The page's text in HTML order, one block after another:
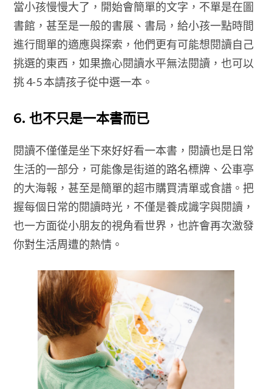
當小孩慢慢大了，開始會簡單的文字，不單是在圖
書館，甚至是一般的書展、書局，給小孩一點時間
進行間單的適應與探索，他們更有可能想閱讀自己
挑選的東西，如果擔心閱讀水平無法閱讀，也可以
挑 4-5 本請孩子從中選一本。
6. 也不只是一本書而已
閱讀不僅僅是坐下來好好看一本書，閱讀也是日常
生活的一部分，可能像是街道的路名標牌、公車亭
的大海報，甚至是簡單的超市購買清單或食譜。把
握每個日常的閱讀時光，不僅是養成識字與閱讀，
也一方面從小朋友的視角看世界，也許會再次激發
你對生活周遭的熱情。